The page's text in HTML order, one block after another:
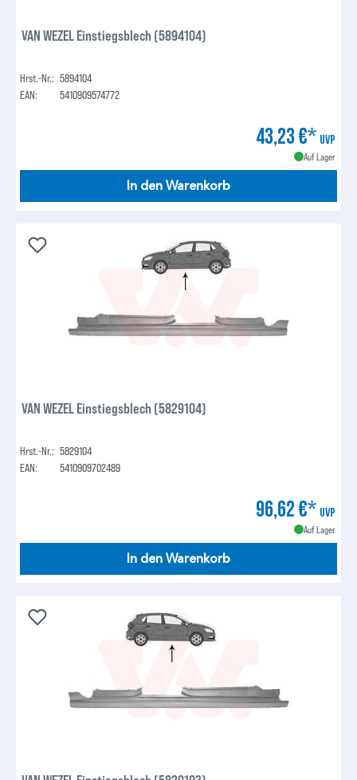
VAN WEZEL Einstiegsblech (5894104)
Hrst.-Nr.: 5894104
EAN:
5410909574772
43,23 €* UVP
Auf Lager
In den Warenkorb
VAN WEZEL Einstiegsblech (5829104)
Hrst.-Nr.: 5829104
EAN:
5410909702489
96,62 €* UVP
Auf Lager
In den Warenkorb